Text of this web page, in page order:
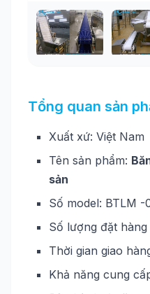
Tổng quan sản
Xuất xứ: Việt Nam
Tên sản phẩm:
sản
Số model: BTLM -
Số lượng đặt hàng
Thời gian giao
Khả năng cung